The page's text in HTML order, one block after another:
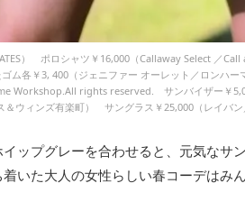
） ポロシャツ￥16,000（Callaway Select ／
ム各￥3, 400（ジェニファー オーレット／ロンハ
Workshop.All rights reserved. サンバイザー￥
＆ウィンズ有楽町） サングラス￥25,000（レイバン
ップグレーを合わせると、元気なサ
いた大人の女性らしい春コーデはみ